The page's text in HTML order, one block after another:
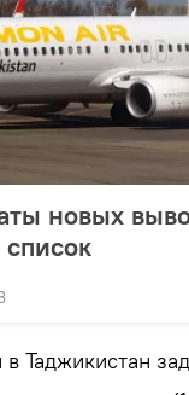
новых
Таджикистан